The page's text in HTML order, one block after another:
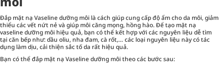
Đắp mặt nạ Vaseline dưỡng môi là cách giúp cung cấp độ ẩm cho da môi, giảm
thiểu các vết nứt nẻ và giúp môi căng mọng, hồng hào. Để tạo mặt nạ
vaseline dưỡng môi hiệu quả, bạn có thể kết hợp với các nguyên liệu dễ tìm
tại căn bếp như: dầu oliu, nha đam, cà rốt,… các loại nguyên liệu này có tác
dụng làm dịu, cải thiện sắc tố da rất hiệu quả.
Bạn có thể đắp mặt nạ Vaseline dưỡng môi theo các bước sau: